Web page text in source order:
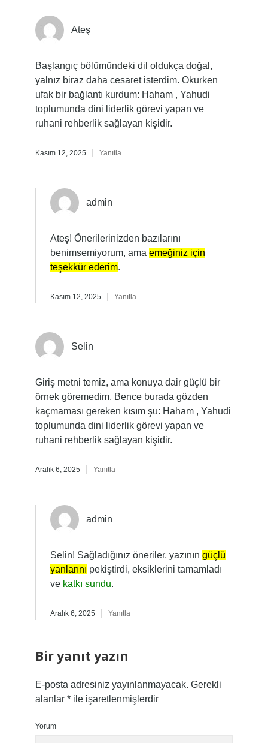
Ateş
Başlangıç bölümündeki dil oldukça doğal,
yalnız biraz daha cesaret isterdim. Okurken
ufak bir bağlantı kurdum: Haham , Yahudi
toplumunda dini liderlik görevi yapan ve
ruhani rehberlik sağlayan kişidir.
Kasım 12, 2025 Yanıtla
admin
Ateş! Önerilerinizden bazılarını
benimsemiyorum, ama emeğiniz için
teşekkür ederim.
Kasım 12, 2025 Yanıtla
Selin
Giriş metni temiz, ama konuya dair güçlü bir
örnek göremedim. Bence burada gözden
kaçmaması gereken kısım şu: Haham , Yahudi
toplumunda dini liderlik görevi yapan ve
ruhani rehberlik sağlayan kişidir.
Aralık 6, 2025 Yanıtla
admin
Selin! Sağladığınız öneriler, yazının güçlü
yanlarını pekiştirdi, eksiklerini tamamladı
ve katkı sundu.
Aralık 6, 2025 Yanıtla
Bir yanıt yazın
E-posta adresiniz yayınlanmayacak. Gerekli
alanlar *ile işaretlenmişlerdir
Yorum